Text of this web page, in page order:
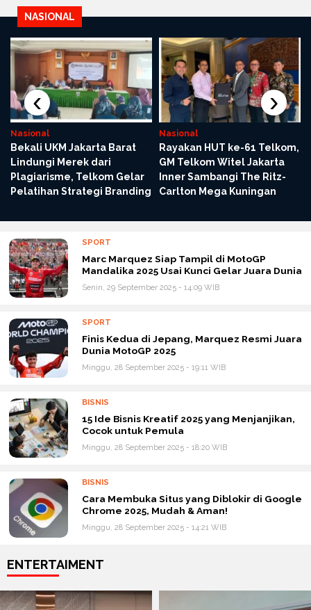
NASIONAL
Nasional
Bekali UKM Jakarta Barat
Lindungi Merek dari
Plagiarisme, Telkom Gelar
Pelatihan Strategi Branding
Nasional
Rayakan HUT ke-61 Telkom,
GM Telkom Witel Jakarta
Inner Sambangi The Ritz-
Carlton Mega Kuningan
‹ ›
SPORT
Marc Marquez Siap Tampil di MotoGP
Mandalika 2025 Usai Kunci Gelar Juara Dunia
Senin, 29 September 2025 - 14:09 WIB
SPORT
Finis Kedua di Jepang, Marquez Resmi Juara
Dunia MotoGP 2025
Minggu, 28 September 2025 - 19:11 WIB
BISNIS
15 Ide Bisnis Kreatif 2025 yang Menjanjikan,
Cocok untuk Pemula
Minggu, 28 September 2025 - 18:20 WIB
BISNIS
Cara Membuka Situs yang Diblokir di Google
Chrome 2025, Mudah & Aman!
Minggu, 28 September 2025 - 14:21 WIB
ENTERTAIMENT